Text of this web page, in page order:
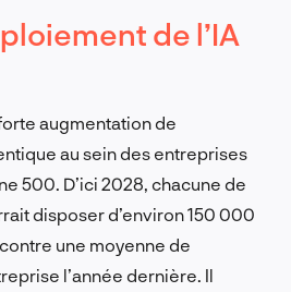
de l’IA
augmentation de
au sein des entreprises
500. D’ici 2028, chacune de
disposer d’environ 150 000
une moyenne de
l’année dernière. Il